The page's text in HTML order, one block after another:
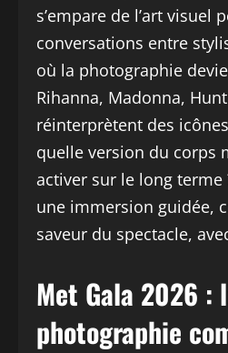
s’empare de l’art visuel
conversations entre
où la photographie
Rihanna, Madonna,
réinterprètent des
quelle version du corps
activer sur le long
une immersion guidée,
saveur du spectacle,
Met Gala 2026
photographie